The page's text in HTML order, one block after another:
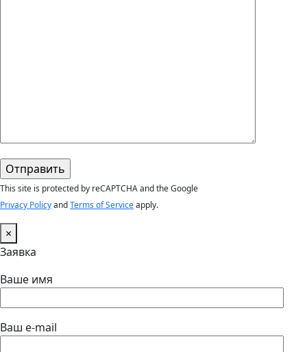
This site is protected by reCAPTCHA and the Google
Privacy PolicyandTerms of Serviceapply.
×
Заявка
Ваше имя
Ваш e-mail